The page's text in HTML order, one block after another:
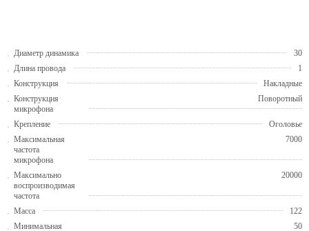
Диаметр динамика
30
Длина провода
1
Конструкция
Накладные
Конструкция
микрофона
Поворотный
Крепление
Оголовье
Максимальная
частота
микрофона
7000
Максимально
воспроизводимая
частота
20000
Масса
122
Минимальная
50